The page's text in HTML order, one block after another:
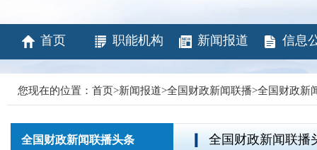
首页 职能机构 新闻报道 信息
您现在的位置： 首页>新闻报道>全国财政新闻联播>全国财政新
全国财政新闻联播头条 全国财政新闻联播